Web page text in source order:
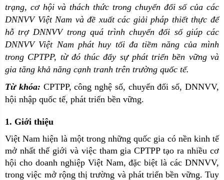
trạng, cơ hội và thách thức trong chuyển đổi số của các
DNNVV Việt Nam và đề xuất các giải pháp thiết thực để
hỗ trợ DNNVV trong quá trình chuyển đổi số giúp các
DNNVV Việt Nam phát huy tối đa tiềm năng của mình
trong CPTPP, từ đó thúc đẩy sự phát triển bền vững và
gia tăng khả năng cạnh tranh trên trường quốc tế.
Từ khóa: CPTPP, công nghệ số, chuyển đổi số, DNNVV,
hội nhập quốc tế, phát triển bền vững.
1. Giới thiệu
Việt Nam hiện là một trong những quốc gia có nền kinh tế
mở nhất thế giới và việc tham gia CPTPP tạo ra nhiều cơ
hội cho doanh nghiệp Việt Nam, đặc biệt là các DNNVV,
trong việc mở rộng thị trường và phát triển bền vững. Tuy